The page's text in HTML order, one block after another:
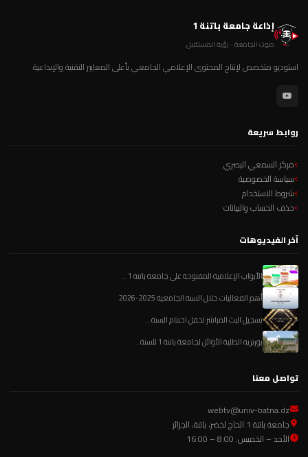
إذاعة جامعة باتنة 1
صوت الجامعة - رؤية المستقبل
استوديو متخصص لإنتاج المحتوى الإعلامي الجامعي بأعلى المعايير التقنية والإبداعية.
روابط سريعة
مركز السمعي البصري
سياسة الخصوصية
شروط الاستخدام
حذف الحساب والبيانات
آخر الفيديوهات
الأبواب الإعلامية المفتوحة على جامعة باتنة 1...
أهم الفعاليات خلال السنة الجامعية 2025-2026
تسجيل البث المباشر لحفل اختتام السنة...
بورتريه الطلبة الأوائل لجامعة باتنة 1 للسنة...
تواصل معنا
webtv@univ-batna.dz
جامعة باتنة 1 الحاج لخضر، باتنة، الجزائر
الأحد – الخميس: 8:00 – 16:00